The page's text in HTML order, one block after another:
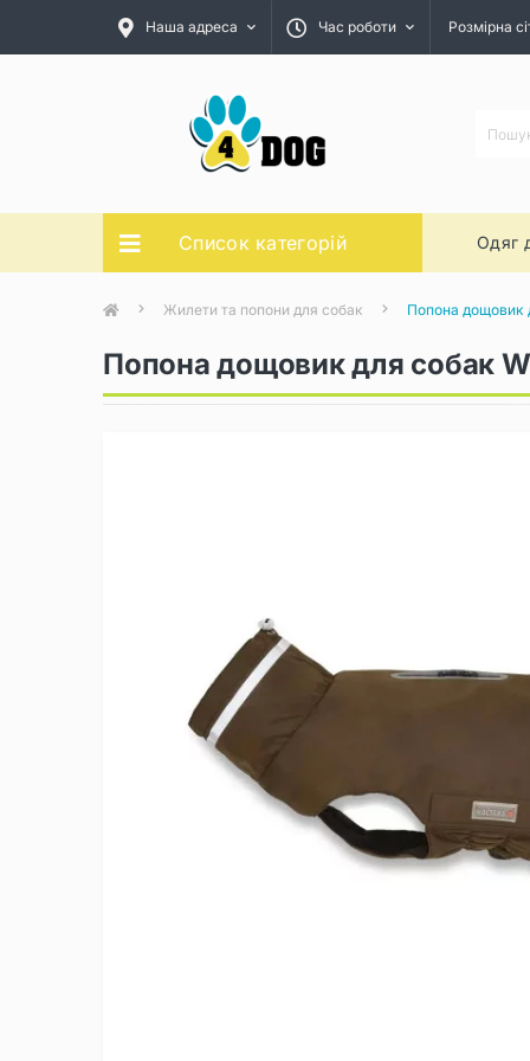
Наша адреса Час роботи Розмірна
Список категорій Одяг
Жилети та попони для собак Попона дощовик
Попона дощовик для собак